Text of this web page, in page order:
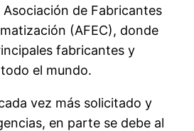
de Fabricantes
(AFEC), donde
fabricantes y
el mundo.
vez más solicitado y
en parte se debe al